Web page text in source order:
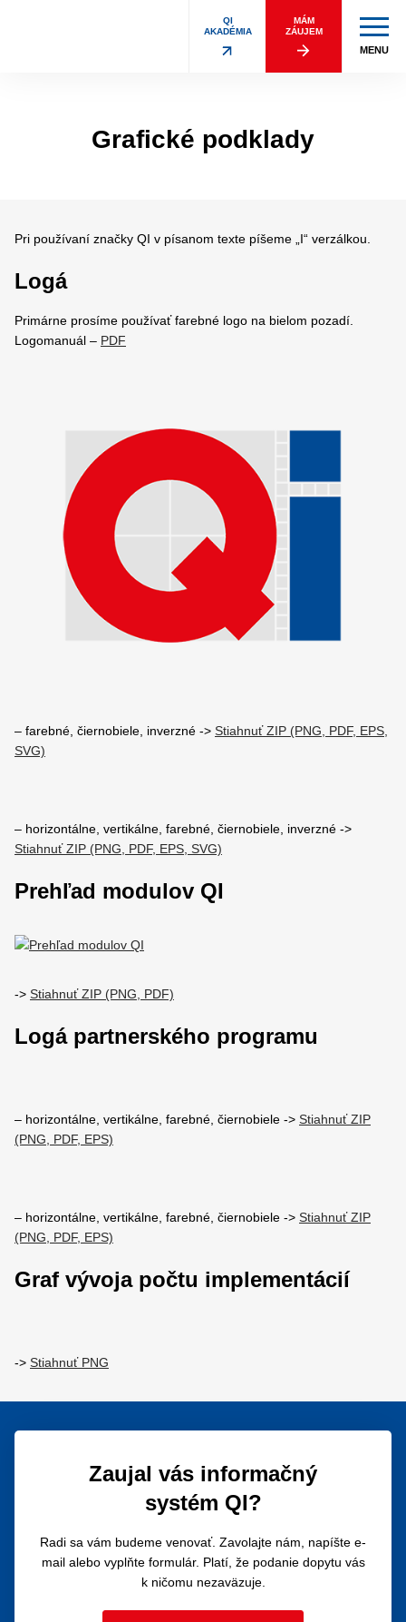
QI
AKADÉMIA
MÁM
ZÁUJEM
MENU
Grafické podklady
Pri používaní značky QI v písanom texte píšeme „I“ verzálkou.
Logá
Primárne prosíme používať farebné logo na bielom pozadí.
Logomanuál – PDF
– farebné, čiernobiele, inverzné -> Stiahnuť ZIP (PNG, PDF, EPS,
SVG)
– horizontálne, vertikálne, farebné, čiernobiele, inverzné ->
Stiahnuť ZIP (PNG, PDF, EPS, SVG)
Prehľad modulov QI
-> Stiahnuť ZIP (PNG, PDF)
Logá partnerského programu
– horizontálne, vertikálne, farebné, čiernobiele -> Stiahnuť ZIP
(PNG, PDF, EPS)
– horizontálne, vertikálne, farebné, čiernobiele -> Stiahnuť ZIP
(PNG, PDF, EPS)
Graf vývoja počtu implementácií
-> Stiahnuť PNG
Zaujal vás informačný
systém QI?
Radi sa vám budeme venovať. Zavolajte nám, napíšte e-
mail alebo vyplňte formulár. Platí, že podanie dopytu vás
k ničomu nezaväzuje.